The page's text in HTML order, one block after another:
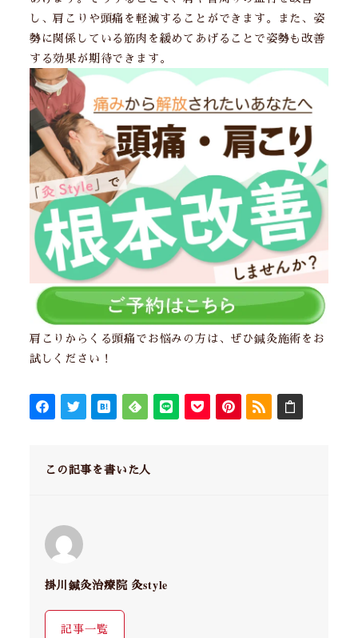
し、肩こりや頭痛を軽減することができます。また、姿
勢に関係している筋肉を緩めてあげることで姿勢も改善
する効果が期待できます。
肩こりからくる頭痛でお悩みの方は、ぜひ鍼灸施術をお
試しください！
この記事を書いた人
掛川鍼灸治療院 灸style
記事一覧